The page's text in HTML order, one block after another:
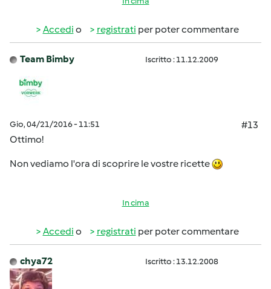
Accedi o registrati per poter commentare
Team Bimby Iscritto : 11.12.2009
Gio, 04/21/2016 - 11:51
#13
Ottimo!
Non vediamo l'ora di scoprire le vostre ricette
In cima
Accedi o registrati per poter commentare
chya72 Iscritto : 13.12.2008